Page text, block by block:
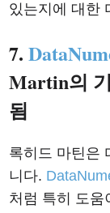
있는지에 대한
7.
Martin의
됨
록히드 마틴은
니다.
처럼 특히 도움